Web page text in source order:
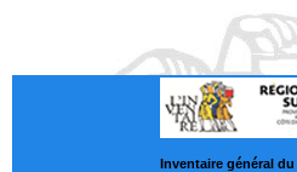
Inventaire général du